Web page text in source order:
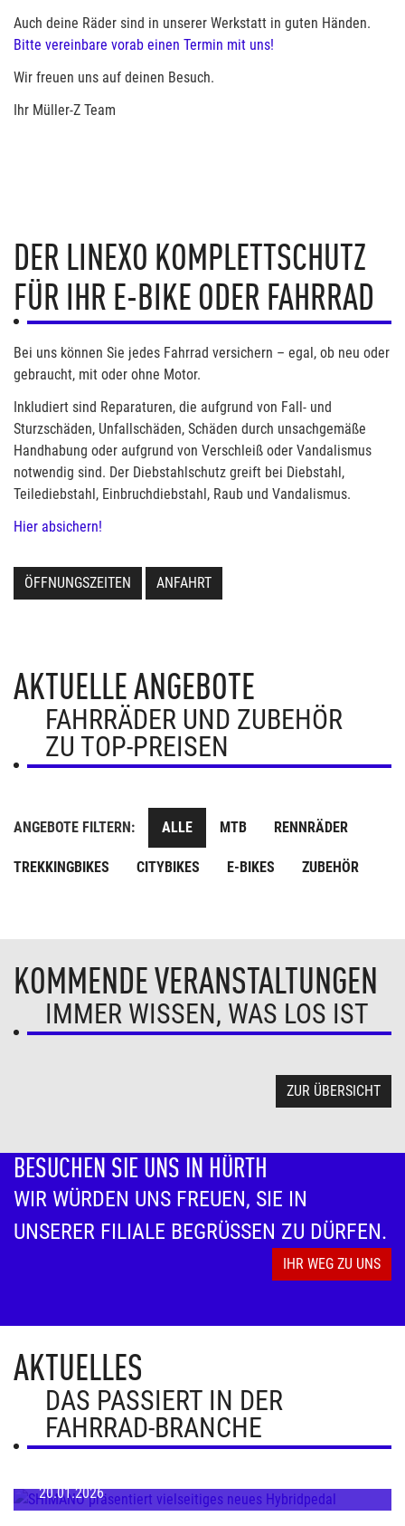
Auch deine Räder sind in unserer Werkstatt in guten Händen.
Bitte vereinbare vorab einen Termin mit uns!
Wir freuen uns auf deinen Besuch.
Ihr Müller-Z Team
DER LINEXO KOMPLETTSCHUTZ
FÜR IHR E-BIKE ODER FAHRRAD
Bei uns können Sie jedes Fahrrad versichern – egal, ob neu oder
gebraucht, mit oder ohne Motor.
Inkludiert sind Reparaturen, die aufgrund von Fall- und
Sturzschäden, Unfallschäden, Schäden durch unsachgemäße
Handhabung oder aufgrund von Verschleiß oder Vandalismus
notwendig sind. Der Diebstahlschutz greift bei Diebstahl,
Teilediebstahl, Einbruchdiebstahl, Raub und Vandalismus.
Hier absichern!
ÖFFNUNGSZEITEN ANFAHRT
AKTUELLE ANGEBOTE
FAHRRÄDER UND ZUBEHÖR
ZU TOP-PREISEN
ANGEBOTE FILTERN: ALLE MTB RENNRÄDER
TREKKINGBIKES CITYBIKES E-BIKES ZUBEHÖR
KOMMENDE VERANSTALTUNGEN
IMMER WISSEN, WAS LOS IST
ZUR ÜBERSICHT
BESUCHEN SIE UNS IN HÜRTH
WIR WÜRDEN UNS FREUEN, SIE IN
UNSERER FILIALE BEGRÜSSEN ZU DÜRFEN.
IHR WEG ZU UNS
AKTUELLES
DAS PASSIERT IN DER
FAHRRAD-BRANCHE
20.01.2026